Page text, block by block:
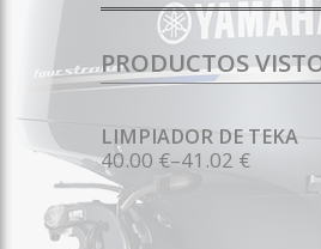
PRODUCTOS
LIMPIADOR DE TEKA
40.00 €–41.02 €